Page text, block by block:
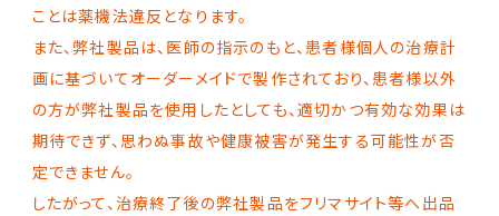
ことは薬機法違反となります。
また、弊社製品は、医師の指示のもと、患者様個人の治療計
画に基づいてオーダーメイドで製作されており、患者様以外
の方が弊社製品を使用したとしても、適切かつ有効な効果は
期待できず、思わぬ事故や健康被害が発生する可能性が否
定できません。
したがって、治療終了後の弊社製品をフリマサイト等へ出品